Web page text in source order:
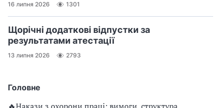
Головне
16 липня 2026 1301
Щорічні додаткові відпустки за
результатами атестації
13 липня 2026 2793